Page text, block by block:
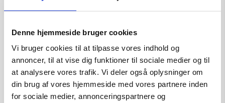
Denne hjemmeside bruger cookies
Vi bruger cookies til at tilpasse vores indhold og
annoncer, til at vise dig funktioner til sociale medier og til
at analysere vores trafik. Vi deler også oplysninger om
din brug af vores hjemmeside med vores partnere inden
for sociale medier, annonceringspartnere og
Henning U. Sørensen
kr.1.750,00
Tilføj til kurv